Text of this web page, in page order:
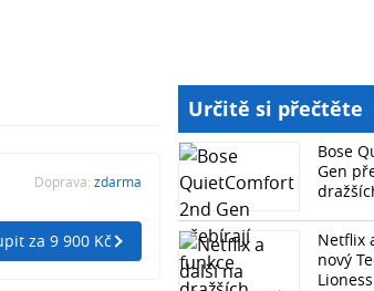
Doprava: zdarma
za 9 900 Kč
Určitě si přečtěte
Bose
Gen
Netflix
nový